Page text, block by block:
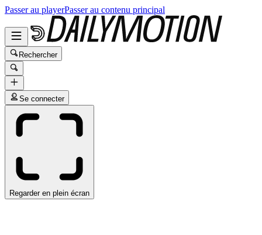
Passer au playerPasser au contenu principal
Rechercher
Se connecter
Regarder en plein écran